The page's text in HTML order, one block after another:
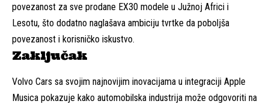
povezanost za sve prodane EX30 modele u Južnoj Africi i
Lesotu, što dodatno naglašava ambiciju tvrtke da poboljša
povezanost i korisničko iskustvo.
Zaključak
Volvo Cars sa svojim najnovijim inovacijama u integraciji Apple
Musica pokazuje kako automobilska industrija može odgovoriti na